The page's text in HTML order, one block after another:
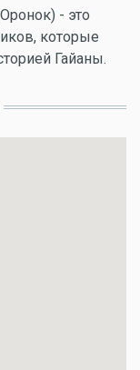
- это
которые
Гайаны.